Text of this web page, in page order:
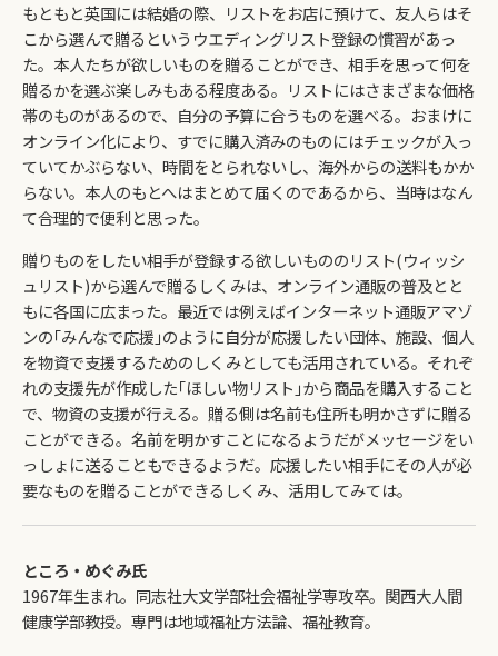
もともと英国には結婚の際、リストをお店に預けて、友人らはそ
こから選んで贈るというウエディングリスト登録の慣習があっ
た。本人たちが欲しいものを贈ることができ、相手を思って何を
贈るかを選ぶ楽しみもある程度ある。リストにはさまざまな価格
帯のものがあるので、自分の予算に合うものを選べる。おまけに
オンライン化により、すでに購入済みのものにはチェックが入っ
ていてかぶらない、時間をとられないし、海外からの送料もかか
らない。本人のもとへはまとめて届くのであるから、当時はなん
て合理的で便利と思った。
贈りものをしたい相手が登録する欲しいもののリスト(ウィッシ
ュリスト)から選んで贈るしくみは、オンライン通販の普及とと
もに各国に広まった。最近では例えばインターネット通販アマゾ
ンの｢みんなで応援｣のように自分が応援したい団体、施設、個人
を物資で支援するためのしくみとしても活用されている。それぞ
れの支援先が作成した｢ほしい物リスト｣から商品を購入すること
で、物資の支援が行える。贈る側は名前も住所も明かさずに贈る
ことができる。名前を明かすことになるようだがメッセージをい
っしょに送ることもできるようだ。応援したい相手にその人が必
要なものを贈ることができるしくみ、活用してみては。
ところ・めぐみ氏
1967年生まれ。同志社大文学部社会福祉学専攻卒。関西大人間
健康学部教授。専門は地域福祉方法論、福祉教育。